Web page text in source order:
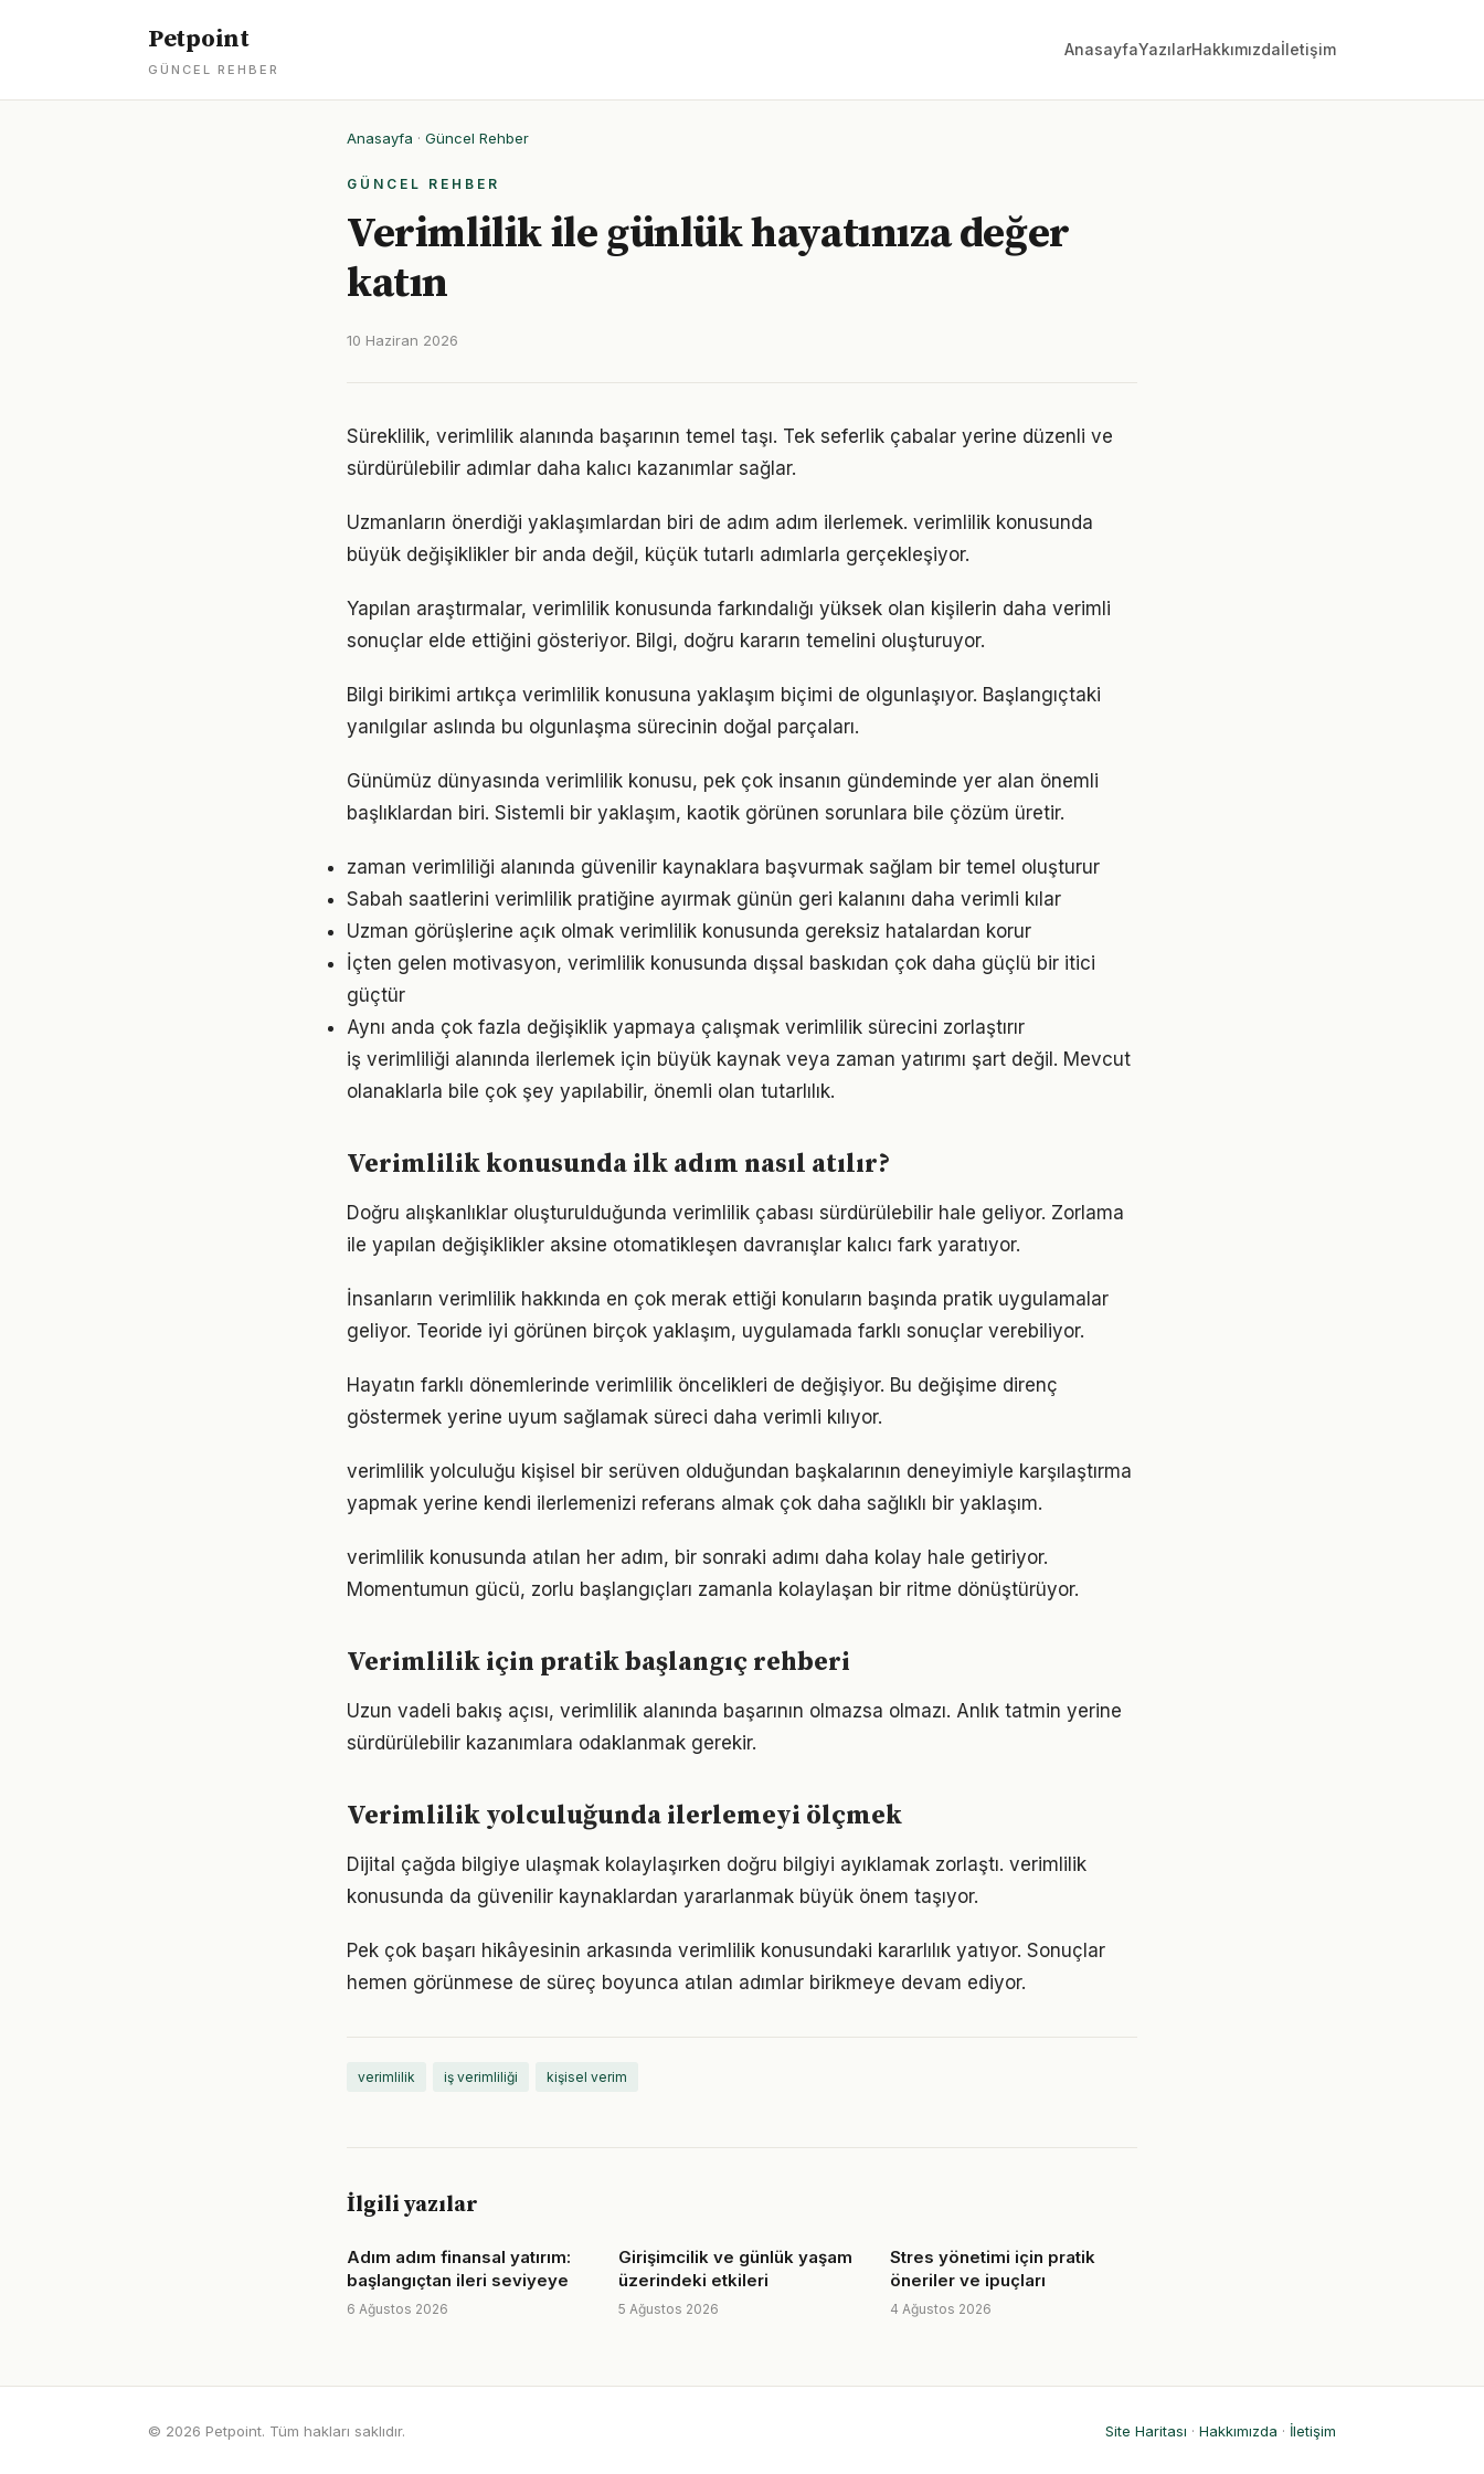
Petpoint
GÜNCEL REHBER
AnasayfaYazılarHakkımızdaİletişim
Anasayfa · Güncel Rehber
GÜNCEL REHBER
Verimlilik ile günlük hayatınıza değer
katın
10 Haziran 2026
Süreklilik, verimlilik alanında başarının temel taşı. Tek seferlik çabalar yerine düzenli ve
sürdürülebilir adımlar daha kalıcı kazanımlar sağlar.
Uzmanların önerdiği yaklaşımlardan biri de adım adım ilerlemek. verimlilik konusunda
büyük değişiklikler bir anda değil, küçük tutarlı adımlarla gerçekleşiyor.
Yapılan araştırmalar, verimlilik konusunda farkındalığı yüksek olan kişilerin daha verimli
sonuçlar elde ettiğini gösteriyor. Bilgi, doğru kararın temelini oluşturuyor.
Bilgi birikimi artıkça verimlilik konusuna yaklaşım biçimi de olgunlaşıyor. Başlangıçtaki
yanılgılar aslında bu olgunlaşma sürecinin doğal parçaları.
Günümüz dünyasında verimlilik konusu, pek çok insanın gündeminde yer alan önemli
başlıklardan biri. Sistemli bir yaklaşım, kaotik görünen sorunlara bile çözüm üretir.
zaman verimliliği alanında güvenilir kaynaklara başvurmak sağlam bir temel oluşturur
Sabah saatlerini verimlilik pratiğine ayırmak günün geri kalanını daha verimli kılar
Uzman görüşlerine açık olmak verimlilik konusunda gereksiz hatalardan korur
İçten gelen motivasyon, verimlilik konusunda dışsal baskıdan çok daha güçlü bir itici
güçtür
Aynı anda çok fazla değişiklik yapmaya çalışmak verimlilik sürecini zorlaştırır
iş verimliliği alanında ilerlemek için büyük kaynak veya zaman yatırımı şart değil. Mevcut
olanaklarla bile çok şey yapılabilir, önemli olan tutarlılık.
Verimlilik konusunda ilk adım nasıl atılır?
Doğru alışkanlıklar oluşturulduğunda verimlilik çabası sürdürülebilir hale geliyor. Zorlama
ile yapılan değişiklikler aksine otomatikleşen davranışlar kalıcı fark yaratıyor.
İnsanların verimlilik hakkında en çok merak ettiği konuların başında pratik uygulamalar
geliyor. Teoride iyi görünen birçok yaklaşım, uygulamada farklı sonuçlar verebiliyor.
Hayatın farklı dönemlerinde verimlilik öncelikleri de değişiyor. Bu değişime direnç
göstermek yerine uyum sağlamak süreci daha verimli kılıyor.
verimlilik yolculuğu kişisel bir serüven olduğundan başkalarının deneyimiyle karşılaştırma
yapmak yerine kendi ilerlemenizi referans almak çok daha sağlıklı bir yaklaşım.
verimlilik konusunda atılan her adım, bir sonraki adımı daha kolay hale getiriyor.
Momentumun gücü, zorlu başlangıçları zamanla kolaylaşan bir ritme dönüştürüyor.
Verimlilik için pratik başlangıç rehberi
Uzun vadeli bakış açısı, verimlilik alanında başarının olmazsa olmazı. Anlık tatmin yerine
sürdürülebilir kazanımlara odaklanmak gerekir.
Verimlilik yolculuğunda ilerlemeyi ölçmek
Dijital çağda bilgiye ulaşmak kolaylaşırken doğru bilgiyi ayıklamak zorlaştı. verimlilik
konusunda da güvenilir kaynaklardan yararlanmak büyük önem taşıyor.
Pek çok başarı hikâyesinin arkasında verimlilik konusundaki kararlılık yatıyor. Sonuçlar
hemen görünmese de süreç boyunca atılan adımlar birikmeye devam ediyor.
verimlilik iş verimliliği kişisel verim
İlgili yazılar
Adım adım finansal yatırım:
başlangıçtan ileri seviyeye
6 Ağustos 2026
Girişimcilik ve günlük yaşam
üzerindeki etkileri
5 Ağustos 2026
Stres yönetimi için pratik
öneriler ve ipuçları
4 Ağustos 2026
© 2026 Petpoint. Tüm hakları saklıdır. Site Haritası · Hakkımızda · İletişim